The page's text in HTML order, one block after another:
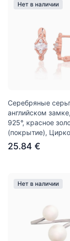
Нет в наличии
Серебряные
английском
925°, красное
(покрытие),
25.84 €
Нет в наличии